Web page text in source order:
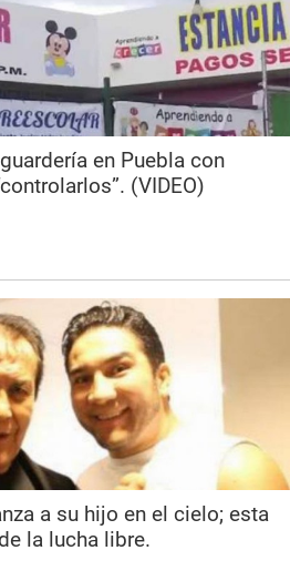
en Puebla con
(VIDEO)
a su hijo en el cielo; esta
la lucha libre.